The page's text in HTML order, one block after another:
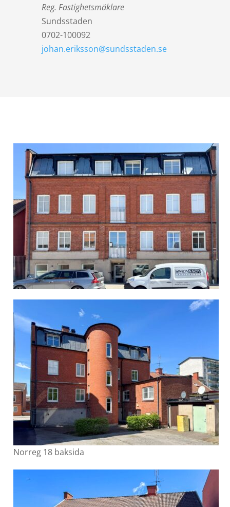
Reg. Fastighetsmäklare
Sundsstaden
0702-100092
johan.eriksson@sundsstaden.se
Norreg 18 baksida